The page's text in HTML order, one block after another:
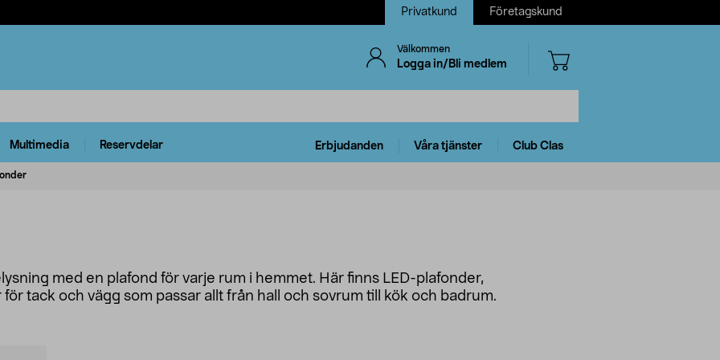
Privatkund Företagskund
Välkommen
Logga in/Bli medlem
Multimedia Reservdelar Erbjudanden Våra tjänster Club Clas
med en plafond för varje rum i hemmet. Här finns LED-plafonder,
tack och vägg som passar allt från hall och sovrum till kök och badrum.